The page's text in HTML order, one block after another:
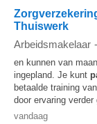
Thuiswerk
Arbeidsmakelaar -
en kunnen van
ingepland. Je kunt
betaalde training
door ervaring
vandaag